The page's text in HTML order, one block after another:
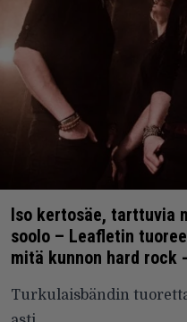
Iso kertosäe, tarttuvia
soolo – Leafletin
mitä kunnon hard rock
Turkulaisbändin